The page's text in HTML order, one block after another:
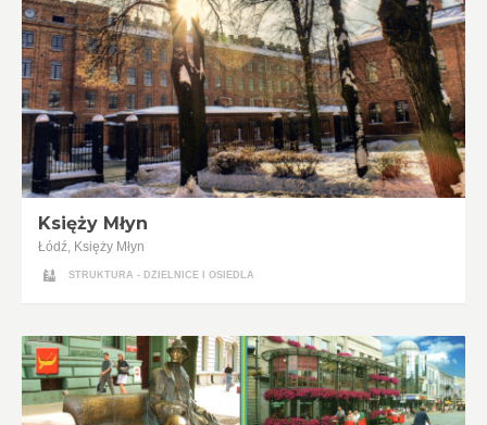
Księży Młyn
Łódź, Księży Młyn
STRUKTURA - DZIELNICE I OSIEDLA